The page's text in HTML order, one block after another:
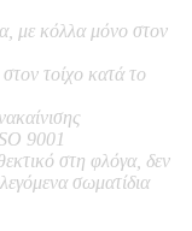
με κόλλα μόνο στον
τοίχο κατά το
9001
στη φλόγα, δεν
σωματίδια